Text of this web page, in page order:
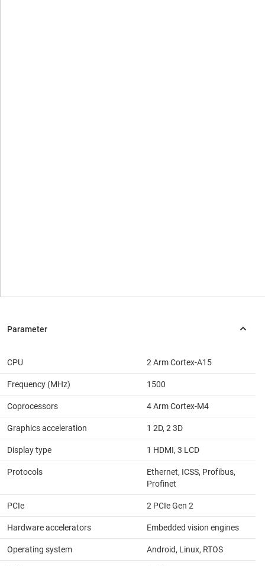
CPU 2 Arm Cortex-A15
Frequency (MHz) 1500
Coprocessors 4 Arm Cortex-M4
Graphics acceleration 1 2D, 2 3D
Display type 1 HDMI, 3 LCD
Protocols
Ethernet, ICSS, Profibus,
Profinet
PCIe 2 PCIe Gen 2
Hardware accelerators Embedded vision engines
Operating system Android, Linux, RTOS